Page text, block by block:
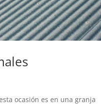
ocasión es en una granja